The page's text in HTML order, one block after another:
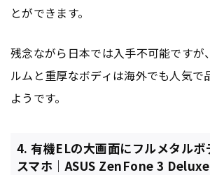
とができます。
残念ながら日本では入手不可能ですが
ルムと重厚なボディは海外でも人気で
ようです。
4. 有機ELの大画面にフルメタルボ
スマホ｜ASUS ZenFone 3